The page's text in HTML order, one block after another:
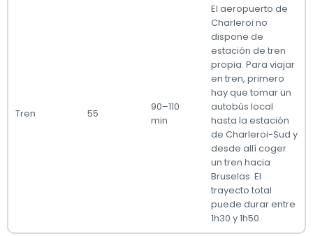
Tren 55
90–110
min
El aeropuerto de
Charleroi no
dispone de
estación de tren
propia. Para viajar
en tren, primero
hay que tomar un
autobús local
hasta la estación
de Charleroi-Sud y
desde allí coger
un tren hacia
Bruselas. El
trayecto total
puede durar entre
1h30 y 1h50.